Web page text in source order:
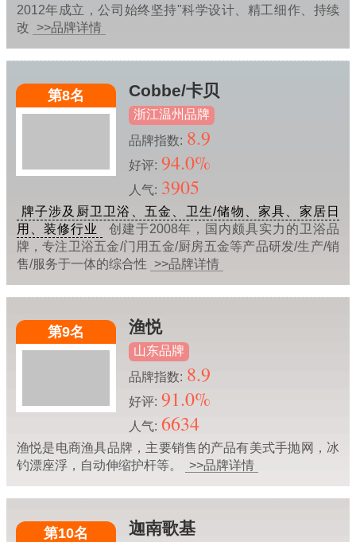
2012年成立，公司始终坚持"科学设计、精工细作、持续
改
>>品牌详情
第8名 Cobbe/卡贝
浙江温州品牌
品牌指数: 8.9
好评: 94.0%
人气: 3905
牌子涉及厨卫卫浴、五金、卫生/储物、家具、家居日
用、装修行业
创建于2008年，国内颇具实力的卫浴品
牌，专注卫浴五金/门用五金/厨房五金等产品研发/生产/销
售/服务于一体的综合性 >>品牌详情
第9名 渔悦
山东品牌
品牌指数: 8.9
好评: 91.0%
人气: 6634
渔悦是电商渔具品牌，主要销售的产品有美式手抛网，冰
钓漂座浮，自动伸缩护杆等。
>>品牌详情
第10名 迦南歌基